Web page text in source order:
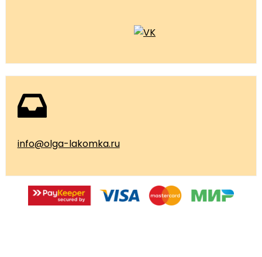
info@olga-lakomka.ru